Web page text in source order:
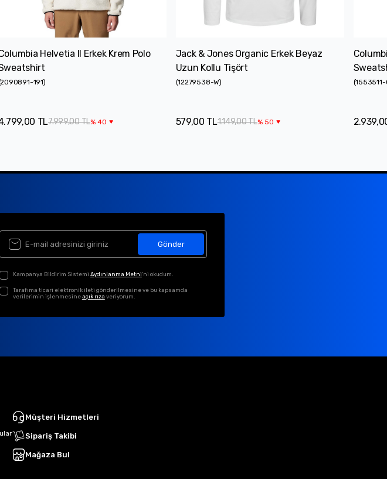
Helvetia II Erkek Krem Polo
2090891-191)
7.999,00 TL%40
TL
Jack & Jones Organic Erkek Beyaz
Uzun Kollu Tişört
(12279538-W)
1.149,00 TL% 50
579,00 TL
(1553511-
Gönder
Kampanya Bildirim Sistemi Aydınlanma Metni'ni okudum.
Tarafıma ticari elektronik ileti gönderilmesine ve bu kapsamda
verilerimin işlenmesineaçık rıza veriyorum.
Müşteri Hizmetleri
Sipariş Takibi
Mağaza Bul